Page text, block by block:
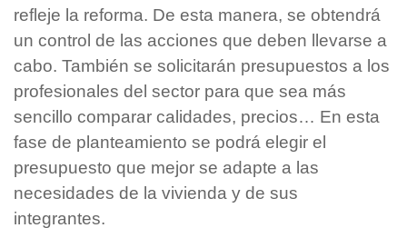
refleje la reforma. De esta manera, se obtendrá
un control de las acciones que deben llevarse a
cabo. También se solicitarán presupuestos a los
profesionales del sector para que sea más
sencillo comparar calidades, precios… En esta
fase de planteamiento se podrá elegir el
presupuesto que mejor se adapte a las
necesidades de la vivienda y de sus
integrantes.